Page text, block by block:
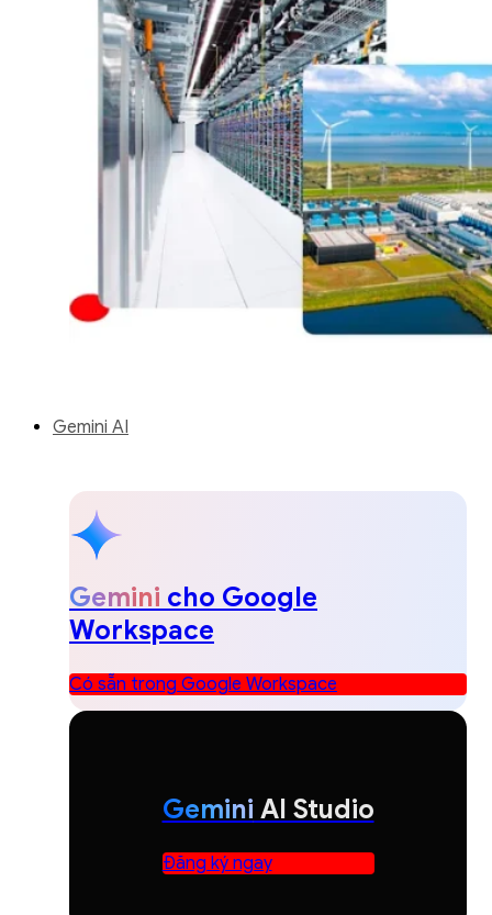
Gemini AI
Gemini cho Google
Workspace
Có sẵn trong Google Workspace
Gemini AI Studio
Đăng ký ngay